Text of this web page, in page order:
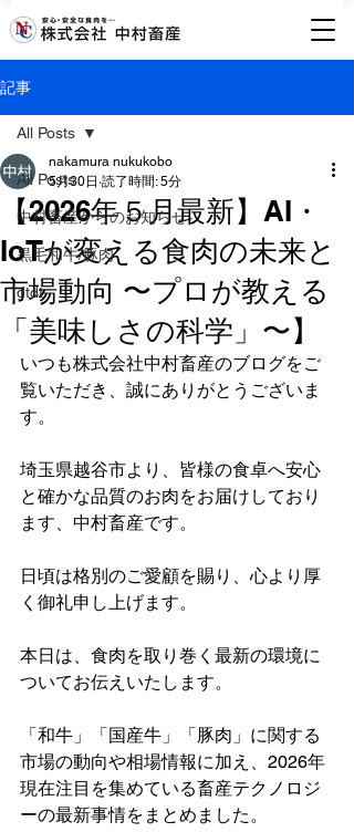
記事
All Posts
中村畜産からのお知らせ
黒毛和牛/豚肉
dtdt
All Posts
【2026年５月最新】AI・
IoTが変える食肉の未来と
市場動向 〜プロが教える
「美味しさの科学」〜】
nakamura nukukobo
5月30日 読了時間: 5分
いつも株式会社中村畜産のブログをご
覧いただき、誠にありがとうございま
す。
埼玉県越谷市より、皆様の食卓へ安心
と確かな品質のお肉をお届けしており
ます、中村畜産です。
日頃は格別のご愛顧を賜り、心より厚
く御礼申し上げます。
本日は、食肉を取り巻く最新の環境に
ついてお伝えいたします。
「和牛」「国産牛」「豚肉」に関する
市場の動向や相場情報に加え、2026年
現在注目を集めている畜産テクノロジ
ーの最新事情をまとめました。